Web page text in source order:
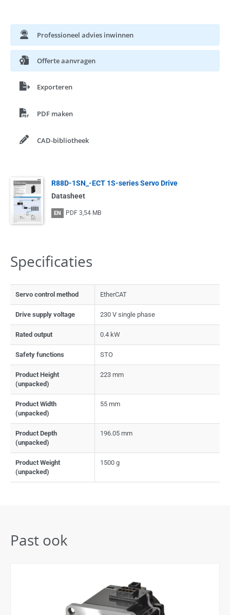
Professioneel advies inwinnen
Offerte aanvragen
Exporteren
PDF maken
CAD-bibliotheek
R88D-1SN_-ECT 1S-series Servo Drive
Datasheet
EN PDF 3,54 MB
Specificaties
Servo control method EtherCAT
Drive supply voltage 230 V single phase
Rated output 0.4 kW
Safety functions STO
Product Height
(unpacked)
223 mm
Product Width
(unpacked)
55 mm
Product Depth
(unpacked)
196.05 mm
Product Weight
(unpacked)
1500 g
Past ook